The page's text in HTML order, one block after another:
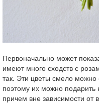
Первоначально может
имеют много сходств с
так. Эти цветы смело можно
поэтому их можно
причем вне зависимости от